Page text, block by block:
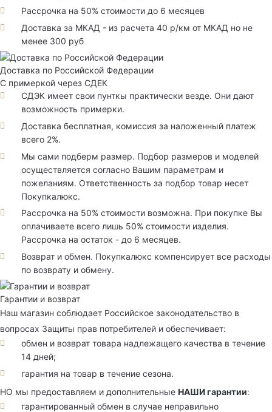
Рассрочка на 50% стоимости до 6 месяцев
Доставка за МКАД - из расчета 40 р/км от МКАД но не
менее 300 руб
Доставка по Российской Федерации
С примеркой через СДЕК
СДЭК имеет свои пунткы практически везде. Они дают
возможность примерки.
Доставка бесплатная, комиссия за наложенный платеж
всего 2%.
Мы сами подберм размер. Подбор размеров и моделей
осуществляется согласно Вашим параметрам и
пожеланиям. Ответственность за подбор товар несет
Покупкалюкс.
Рассрочка на 50% стоимости возможна. При покупке Вы
оплачиваете всего лишь 50% стоимости изделия.
Рассрочка на остаток - до 6 месяцев.
Возврат и обмен. Покупкалюкс компенсирует все расходы
по возврату и обмену.
Гарантии и возврат
Наш магазин соблюдает Российское законодательство в
вопросах Защиты прав потребителей и обеспечивает:
обмен и возврат товара надлежащего качества в течение
14 дней;
гарантия на товар в течение сезона.
НО мы предоставляем и дополнительные НАШИ гарантии:
гарантированный обмен в случае неправильно